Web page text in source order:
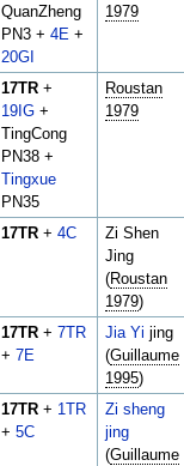
QuanZheng
PN3 +4E +
20GI
1979
17TR +
19IG +
TingCong
PN38 +
Tingxue
PN35
Roustan
1979
17TR +4C
Zi Shen
Jing
(Roustan
1979)
17TR +7TR
+7E
Jia Yi jing
(Guillaume
1995)
17TR + 1TR
+5C
Zi sheng
jing
(Guillaume